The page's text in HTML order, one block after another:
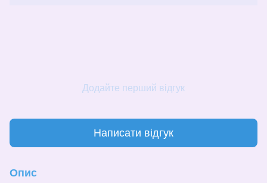
Додайте перший відгук
Написати відгук
Опис